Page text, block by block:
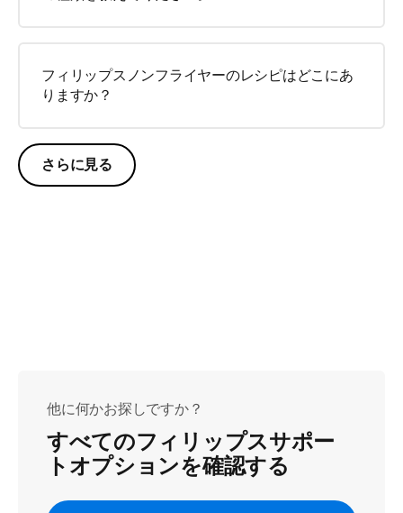
フィリップスノンフライヤーのレシピはどこにあ
りますか？
さらに見る
他に何かお探しですか？
すべてのフィリップスサポー
トオプションを確認する